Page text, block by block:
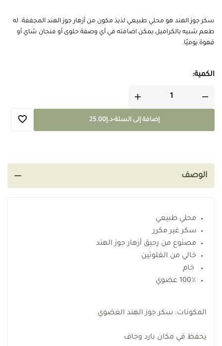
سكر جوز الهند هو محلي طبيعي لذيذ مكون من أزهار جوز الهند المجففة. له
طعم شبيه بالكراميل يمكن اضافته في أي وصفة حلوى أو فنجان شاي أو
قهوة يوميًا.
الكمية:
إضافة إلى السلة-د.إ25.00
الوصف
محلي طبيعي
سكر غير مكرر
مصنوع من رحيق أزهار جوز الهند
خالي من الغلوتين
خام
100٪ عضوي
المكونات: سكر جوز الهند العضوي
يحفظ في مكان بارد وجاف